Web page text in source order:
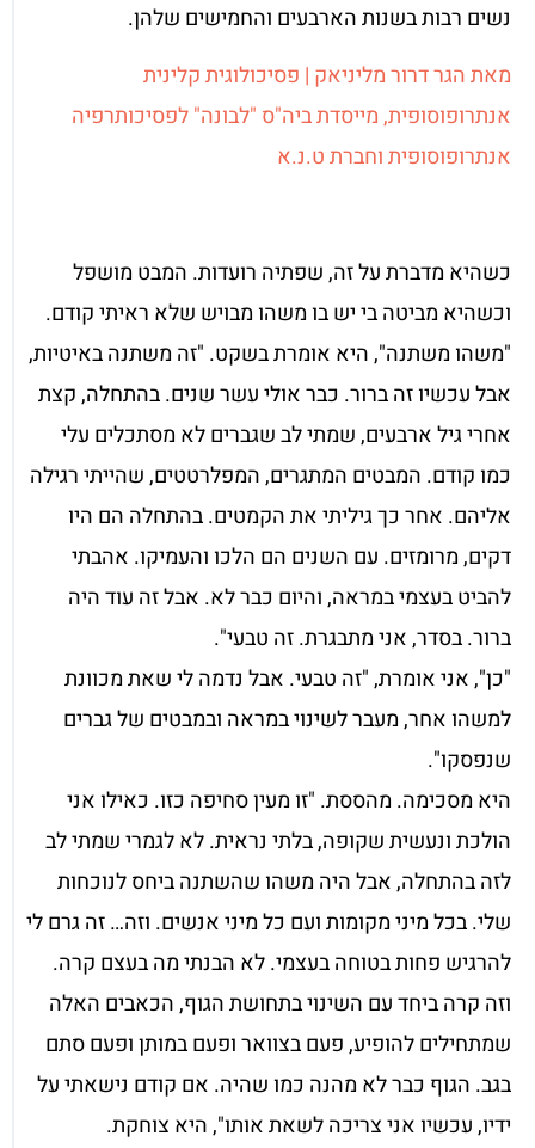
נשים רבות בשנות הארבעים והחמישים שלהן.
מאת הגר דרור מליניאק | פסיכולוגית קלינית
אנתרופוסופית, מייסדת ביה"ס "לבונה" לפסיכותרפיה
אנתרופוסופית וחברת ט.נ.א
כשהיא מדברת על זה, שפתיה רועדות. המבט מושפל
וכשהיא מביטה בי יש בו משהו מבויש שלא ראיתי קודם.
"משהו משתנה", היא אומרת בשקט. "זה משתנה באיטיות,
אבל עכשיו זה ברור. כבר אולי עשר שנים. בהתחלה, קצת
אחרי גיל ארבעים, שמתי לב שגברים לא מסתכלים עלי
כמו קודם. המבטים המתגרים, המפלרטטים, שהייתי רגילה
אליהם. אחר כך גיליתי את הקמטים. בהתחלה הם היו
דקים, מרומזים. עם השנים הם הלכו והעמיקו. אהבתי
להביט בעצמי במראה, והיום כבר לא. אבל זה עוד היה
ברור. בסדר, אני מתבגרת. זה טבעי".
"כן", אני אומרת, "זה טבעי. אבל נדמה לי שאת מכוונת
למשהו אחר, מעבר לשינוי במראה ובמבטים של גברים
שנפסקו".
היא מסכימה. מהססת. "זו מעין סחיפה כזו. כאילו אני
הולכת ונעשית שקופה, בלתי נראית. לא לגמרי שמתי לב
לזה בהתחלה, אבל היה משהו שהשתנה ביחס לנוכחות
שלי. בכל מיני מקומות ועם כל מיני אנשים. וזה… זה גרם לי
להרגיש פחות בטוחה בעצמי. לא הבנתי מה בעצם קרה.
וזה קרה ביחד עם השינוי בתחושת הגוף, הכאבים האלה
שמתחילים להופיע, פעם בצוואר ופעם במותן ופעם סתם
בגב. הגוף כבר לא מהנה כמו שהיה. אם קודם נישאתי על
ידיו, עכשיו אני צריכה לשאת אותו", היא צוחקת.